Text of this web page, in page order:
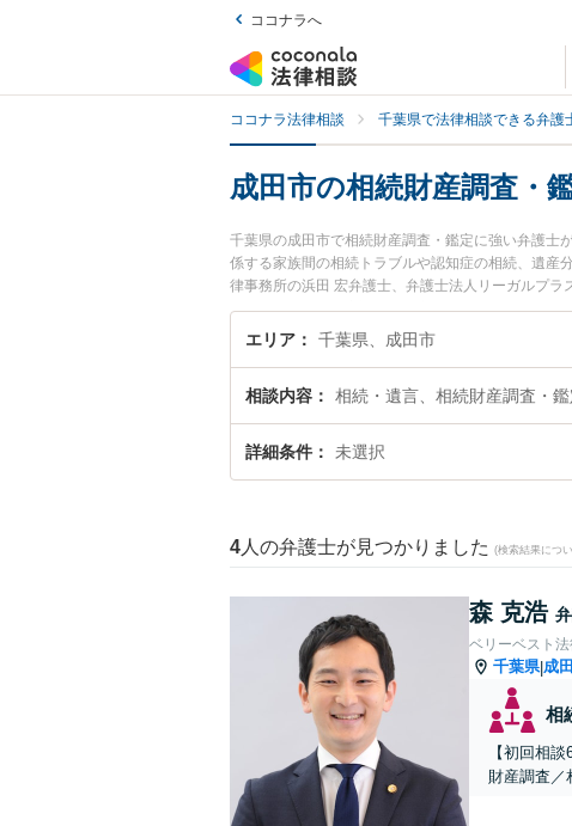
ココナラへ
ココナラ法律相談 千葉県で法律相談できる弁護
成田市の相続財産調査・
千葉県の成田市で相続財産調査・鑑定に強い弁護士
係する家族間の相続トラブルや認知症の相続、遺産
律事務所の浜田 宏弁護士、弁護士法人リーガルプ
に発生した相続財産調査・鑑定のトラブルを今すぐ
財産調査・鑑定を法律相談できる成田市内の弁護士
エリア 千葉県、成田市
相談内容 相続・遺言、相続財産調査・鑑
詳細条件 未選択
4 人の弁護士が見つかりました (検索結果につ
森 克浩
ベリーベスト
千葉県|成
相
【初回相
財産調査／